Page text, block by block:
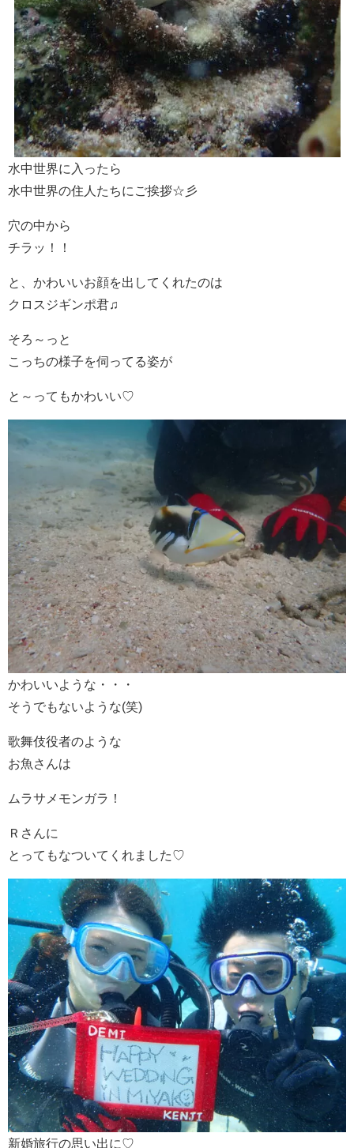
水中世界に入ったら
水中世界の住人たちにご挨拶☆彡
穴の中から
チラッ！！
と、かわいいお顔を出してくれたのは
クロスジギンポ君♫
そろ～っと
こっちの様子を伺ってる姿が
と～ってもかわいい♡
かわいいような・・・
そうでもないような(笑)
歌舞伎役者のような
お魚さんは
ムラサメモンガラ！
Ｒさんに
とってもなついてくれました♡
新婚旅行の思い出に♡